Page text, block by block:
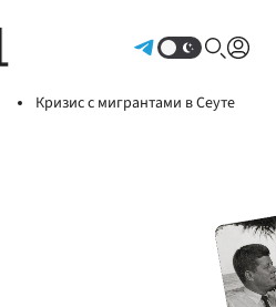
Кризис с мигрантами в Сеуте